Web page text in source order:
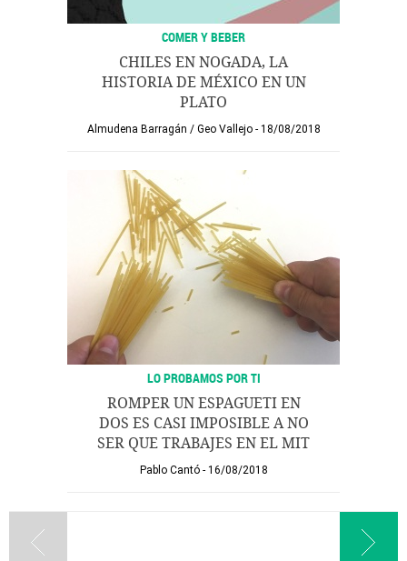
COMER Y BEBER
CHILES EN NOGADA, LA
HISTORIA DE MÉXICO EN UN
PLATO
Almudena Barragán / Geo Vallejo 18/08/2018
LO PROBAMOS POR TI
ROMPER UN ESPAGUETI EN
DOS ES CASI IMPOSIBLE A NO
SER QUE TRABAJES EN EL MIT
Pablo Cantó 16/08/2018